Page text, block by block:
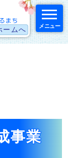
ームへ メニュー
事業